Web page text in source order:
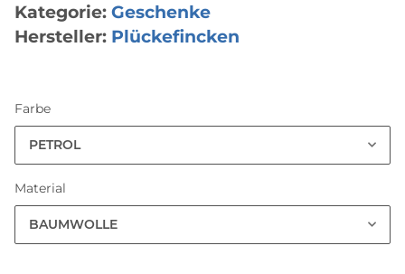
Kategorie: Geschenke
Hersteller: Plückefincken
Farbe
PETROL
Material
BAUMWOLLE